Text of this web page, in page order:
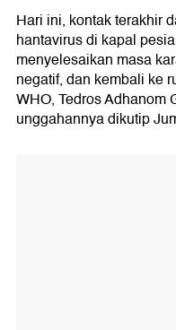
Hari ini, kontak terakhir
hantavirus di kapal
menyelesaikan masa
negatif, dan kembali ke
WHO, Tedros Adhanom
unggahannya dikutip